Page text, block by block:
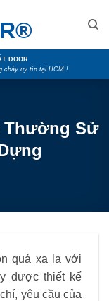
DOOR
cháy uy tín tại HCM !
Thường Sử
quá xa lạ với
được thiết kế
yêu cầu của